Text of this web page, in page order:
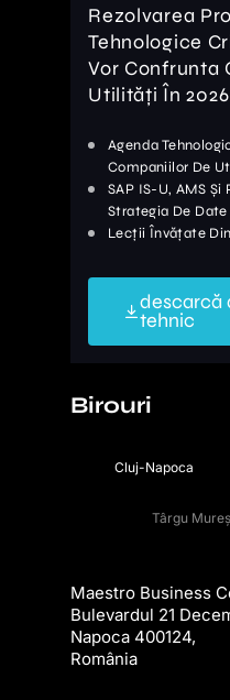
Rezolvarea
Tehnologice
Vor Confrunta
Utilități În 2026
Agenda
Companiilor De
SAP IS-U, AMS
Strategia De Date
Lecții Învățate
descarcă
tehnic
Birouri
Cluj-Napoca
Târgu Mureș
Maestro Business
Bulevardul 21
Napoca 400124,
România